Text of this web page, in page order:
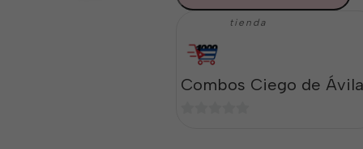
tienda
Combos Ciego de Ávila